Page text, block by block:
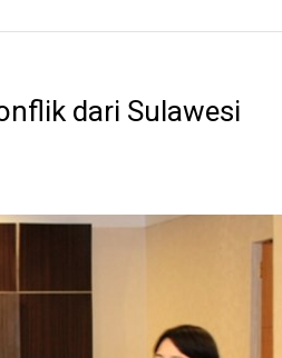
dari Sulawesi